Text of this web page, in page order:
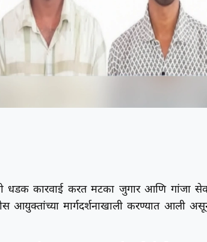
धडक कारवाई करत मटका जुगार आणि गांजा
आयुक्तांच्या मार्गदर्शनाखाली करण्यात आली